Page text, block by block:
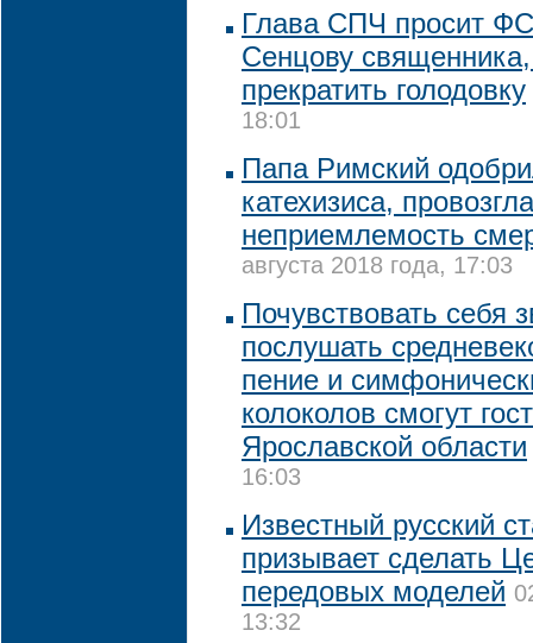
Глава СПЧ просит
Сенцову
прекратить голодовку
18:01
Папа Римский
катехизиса,
неприемлемость
августа 2018 года, 17:03
Почувствовать себя
послушать
пение и
колоколов смогут
Ярославской области
16:03
Известный русский
призывает сделать
передовых моделей
13:32